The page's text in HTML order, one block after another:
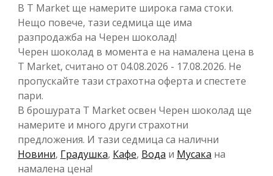
В T Market ще намерите широка гама стоки.
Нещо повече, тази седмица ще има
разпродажба на Черен шоколад!
Черен шоколад в момента е на намалена цена в
T Market, считано от 04.08.2026 - 17.08.2026. Не
пропускайте тази страхотна оферта и спестете
пари.
В брошурата T Market освен Черен шоколад ще
намерите и много други страхотни
предложения. И тази седмица са налични
Новини, Градушка, Кафе, Вода и Мусака на
намалена цена!